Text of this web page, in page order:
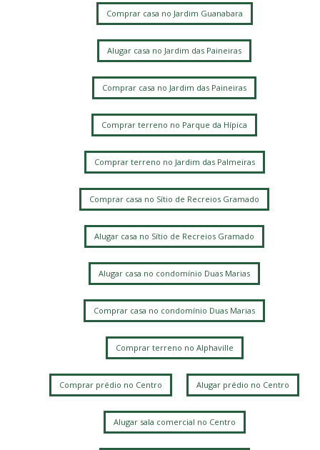
Comprar casa no Jardim Guanabara
Alugar casa no Jardim das Paineiras
Comprar casa no Jardim das Paineiras
Comprar terreno no Parque da Hípica
Comprar terreno no Jardim das Palmeiras
Comprar casa no Sítio de Recreios Gramado
Alugar casa no Sítio de Recreios Gramado
Alugar casa no condomínio Duas Marias
Comprar casa no condomínio Duas Marias
Comprar terreno no Alphaville
Comprar prédio no Centro Alugar prédio no Centro
Alugar sala comercial no Centro